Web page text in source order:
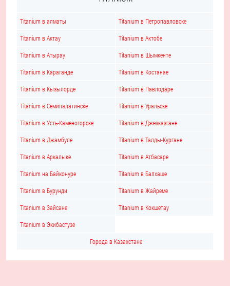
Titanium в алматы Titanium в Петропавловске
Titanium в Актау Titanium в Актобе
Titanium в Атырау Titanium в Шымкенте
Titanium в Караганде Titanium в Костанае
Titanium в Кызылорде Titanium в Павлодаре
Titanium в Семипалатинске Titanium в Уральске
Titanium в Усть-Каменогорске Titanium в Джезказгане
Titanium в Джамбуле Titanium в Талды-Кургане
Titanium в Аркалыке Titanium в Атбасаре
Titanium на Байконуре Titanium в Балхаше
Titanium в Бурунди Titanium в Жайреме
Titanium в Зайсане Titanium в Кокшетау
Titanium в Экибастузе
Города в Казахстане